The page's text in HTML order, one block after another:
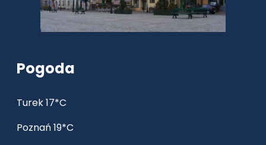
Pogoda
Turek 17*C
Poznań 19*C